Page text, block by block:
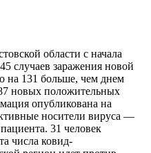
области с начала
случаев заражения новой
на 131 больше, чем днем
новых положительных
опубликована на
носители вируса —
31 человек
числа ковид-